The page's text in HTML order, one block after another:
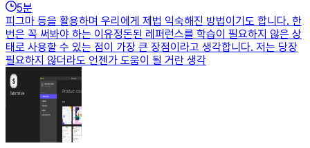
5분
피그마 등을 활용하며 우리에게 제법 익숙해진 방법이기도 합니다. 한
번은 꼭 써봐야 하는 이유정돈된 레퍼런스를 학습이 필요하지 않은 상
태로 사용할 수 있는 점이 가장 큰 장점이라고 생각합니다. 저는 당장
필요하지 않더라도 언젠가 도움이 될 거란 생각